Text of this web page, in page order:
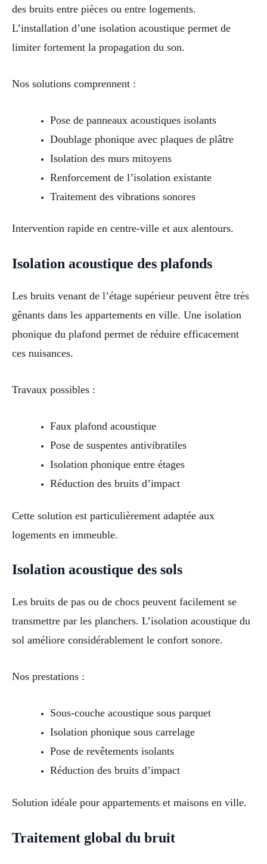
des bruits entre pièces ou entre logements.
L’installation d’une isolation acoustique permet de
limiter fortement la propagation du son.
Nos solutions comprennent :
Pose de panneaux acoustiques isolants
Doublage phonique avec plaques de plâtre
Isolation des murs mitoyens
Renforcement de l’isolation existante
Traitement des vibrations sonores
Intervention rapide en centre-ville et aux alentours.
Isolation acoustique des plafonds
Les bruits venant de l’étage supérieur peuvent être très
gênants dans les appartements en ville. Une isolation
phonique du plafond permet de réduire efficacement
ces nuisances.
Travaux possibles :
Faux plafond acoustique
Pose de suspentes antivibratiles
Isolation phonique entre étages
Réduction des bruits d’impact
Cette solution est particulièrement adaptée aux
logements en immeuble.
Isolation acoustique des sols
Les bruits de pas ou de chocs peuvent facilement se
transmettre par les planchers. L’isolation acoustique du
sol améliore considérablement le confort sonore.
Nos prestations :
Sous-couche acoustique sous parquet
Isolation phonique sous carrelage
Pose de revêtements isolants
Réduction des bruits d’impact
Solution idéale pour appartements et maisons en ville.
Traitement global du bruit